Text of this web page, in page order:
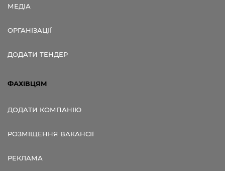
МЕДІА
ОРГАНІЗАЦІЇ
ДОДАТИ ТЕНДЕР
ФАХІВЦЯМ
ДОДАТИ КОМПАНІЮ
РОЗМІЩЕННЯ ВАКАНСІЇ
РЕКЛАМА